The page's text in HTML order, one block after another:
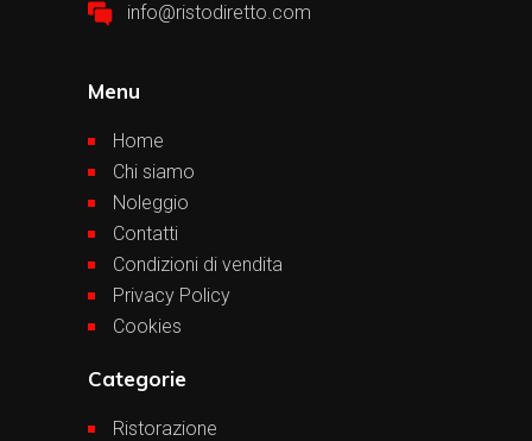
info@ristodiretto.com
Menu
Home
Chi siamo
Noleggio
Contatti
Condizioni di vendita
Privacy Policy
Cookies
Categorie
Ristorazione